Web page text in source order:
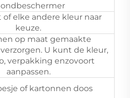
of elke andere kleur naar
keuze.
op maat gemaakte
U kunt de kleur,
verpakking enzovoort
aanpassen.
of kartonnen doos